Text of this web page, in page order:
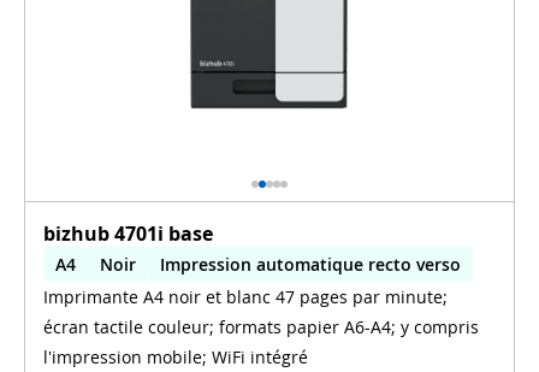
bizhub 4701i base
A4 Noir
Impression automatique recto verso
Imprimante A4 noir et blanc 47 pages par minute;
écran tactile couleur; formats papier A6-A4; y compris
l'impression mobile; WiFi intégré